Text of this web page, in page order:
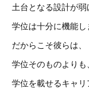
土台となる設計が弱
学位は十分に機能し
だからこそ彼らは、
学位そのものよりも、
学位を載せるキャリ